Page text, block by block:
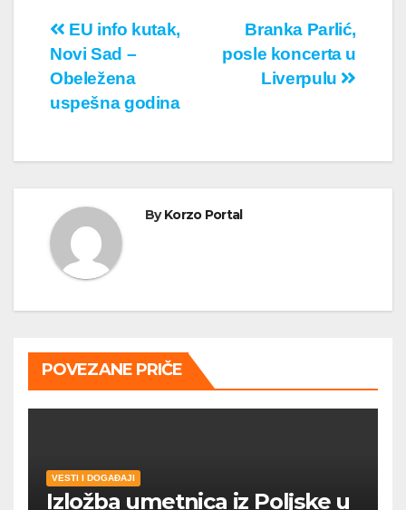
Кретање
чланка
Branka Parlić,
posle koncerta u
Liverpulu
EU info kutak,
Novi Sad –
Obeležena
uspešna godina
ByKorzo Portal
POVEZANE PRIČE
VESTI I DOGAĐAJI
Izložba umetnica iz Poljske u